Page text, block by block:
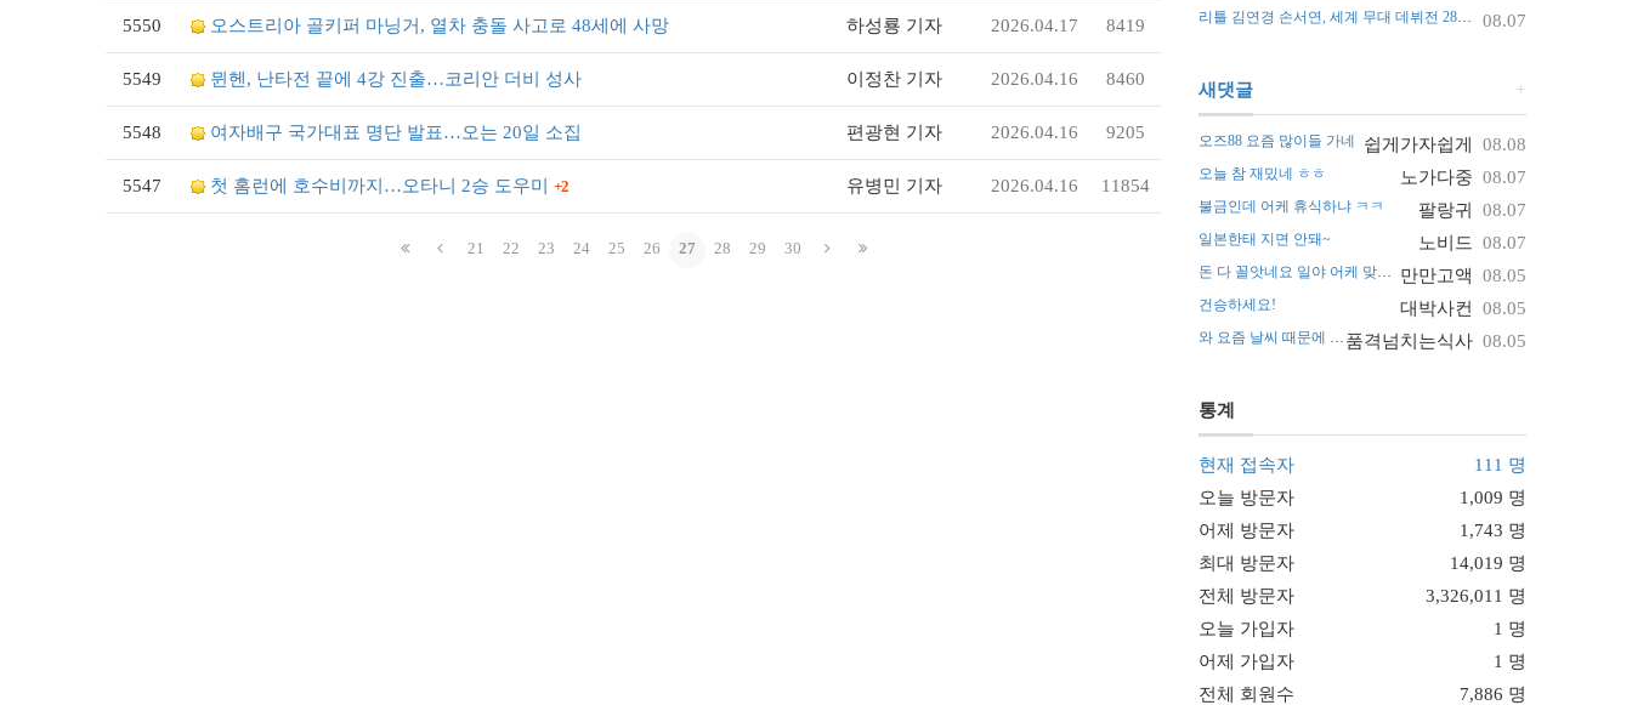
5550 오스트리아 골키퍼 마닝거, 열차 충돌 사고로 48세에 사망 하성룡 기자 2026.04.17 8419
5549 뮌헨, 난타전 끝에 4강 진출…코리안 더비 성사 이정찬 기자 2026.04.16 8460
5548 여자배구 국가대표 명단 발표…오는 20일 소집 편광현 기자 2026.04.16 9205
5547 첫 홈런에 호수비까지…오타니 2승 도우미 +2 유병민 기자 2026.04.16 11854
21 22 23 24 25 26 27 28 29 30
08.07
리틀 김연경 손서연, 세계 무대 데뷔전 28점 대폭발
+
새댓글
쉽게가자쉽게 08.08
오즈88 요즘 많이들 가네
노가다중 08.07
오늘 참 재밌네 ㅎㅎ
팔랑귀 08.07
불금인데 어케 휴식하냐 ㅋㅋ
노비드 08.07
일본한태 지면 안돼~
만만고액 08.05
돈 다 꼴앗네요 일야 어케 맞추나요 ㅠ
대박사컨 08.05
건승하세요!
품격넘치는식사 08.05
와 요즘 날씨 때문에 진짜 난리네요~
통계
현재 접속자
111 명
오늘 방문자
1,009 명
어제 방문자
1,743 명
최대 방문자
14,019 명
전체 방문자
3,326,011 명
오늘 가입자
1 명
어제 가입자
1 명
전체 회원수
7,886 명